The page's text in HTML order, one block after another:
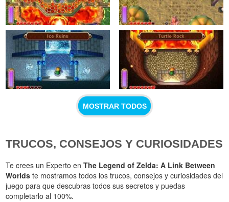
MOSTRAR TODOS
TRUCOS, CONSEJOS Y CURIOSIDADES
Te crees un Experto enThe Legend of Zelda: A Link Between
Worlds te mostramos todos los trucos, consejos y curiosidades del
juego para que descubras todos sus secretos y puedas
completarlo al 100%.